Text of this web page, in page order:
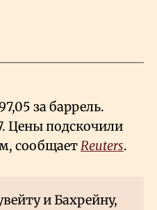
за баррель.
Цены подскочили
сообщает Reuters.
и Бахрейну,